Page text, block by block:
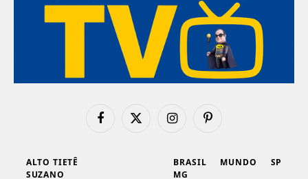
FacebookX
InstagramPinterest
ALTO TIETÊ
SUZANO
BRASIL
MG
MUNDO SP